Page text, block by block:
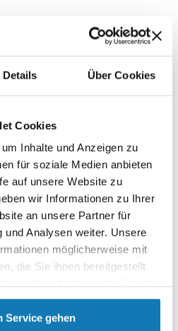
Details Über Cookies
Cookies
Inhalte und Anzeigen zu
für soziale Medien anbieten
auf unsere Website zu
wir Informationen zu Ihrer
an unsere Partner für
und Analysen weiter. Unsere
möglicherweise mit
die Sie ihnen bereitgestellt
Service gehen
1x3 schräg 2/3 "USA"
36 Monaten geeignet.
könnten verschluckt
Verpackung als Referenz
Farben können leicht von der